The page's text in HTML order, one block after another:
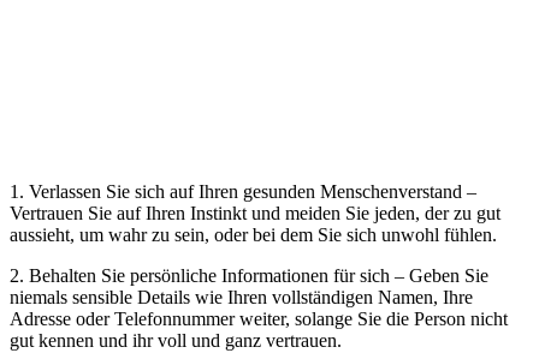
1. Verlassen Sie sich auf Ihren gesunden Menschenverstand –
Vertrauen Sie auf Ihren Instinkt und meiden Sie jeden, der zu gut
aussieht, um wahr zu sein, oder bei dem Sie sich unwohl fühlen.
2. Behalten Sie persönliche Informationen für sich – Geben Sie
niemals sensible Details wie Ihren vollständigen Namen, Ihre
Adresse oder Telefonnummer weiter, solange Sie die Person nicht
gut kennen und ihr voll und ganz vertrauen.